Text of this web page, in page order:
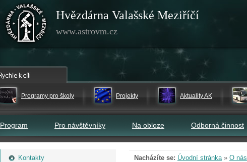
Hvězdárna Valašské Meziříčí
www.astrovm.cz
Programy pro školy Projekty Aktuality AK
Program Pro návštěvníky Na obloze Odborná činnost
Kontakty Nacházíte se: Úvodní stránka» O nás